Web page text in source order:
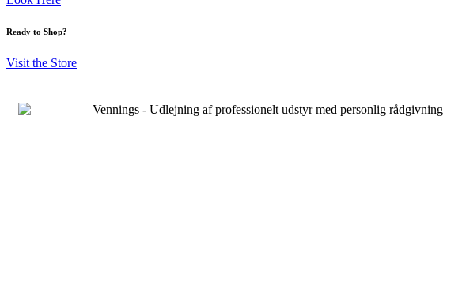
Ready to Shop?
Visit the Store